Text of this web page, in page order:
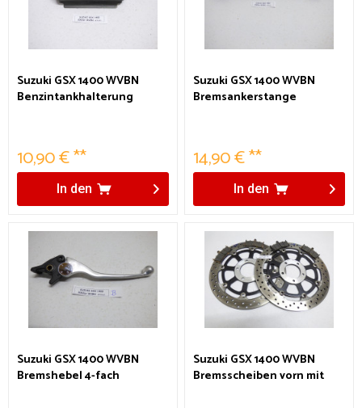
Suzuki GSX 1400 WVBN
Benzintankhalterung
10,90 € **
In den
Suzuki GSX 1400 WVBN
Bremsankerstange
14,90 € **
In den
Suzuki GSX 1400 WVBN
Bremshebel 4-fach
Suzuki GSX 1400 WVBN
Bremsscheiben vorn mit